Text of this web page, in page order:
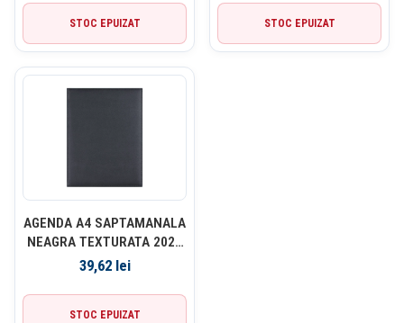
STOC EPUIZAT STOC EPUIZAT
AGENDA A4 SAPTAMANALA
NEAGRA TEXTURATA 2026
LUX EGO
39,62 lei
STOC EPUIZAT